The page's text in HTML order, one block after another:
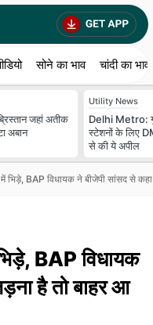
सोने का भाव चांदी का भाव
जहां अतीक
अबान
Utility News
Delhi Metro:
स्‍टेशनों के लिए
से की ये अपील
भिड़े, BAP विधायक ने बीजेपी सांसद से
BAP विधायक
है तो बाहर आ